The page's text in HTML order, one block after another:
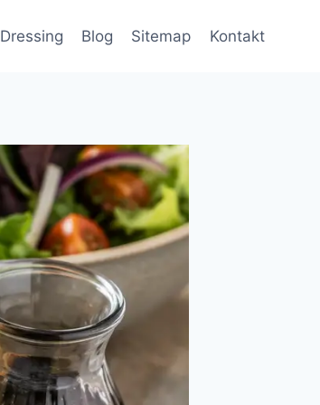
Dressing Blog Sitemap Kontakt